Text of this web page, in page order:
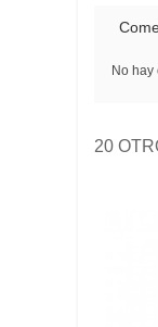
No
20